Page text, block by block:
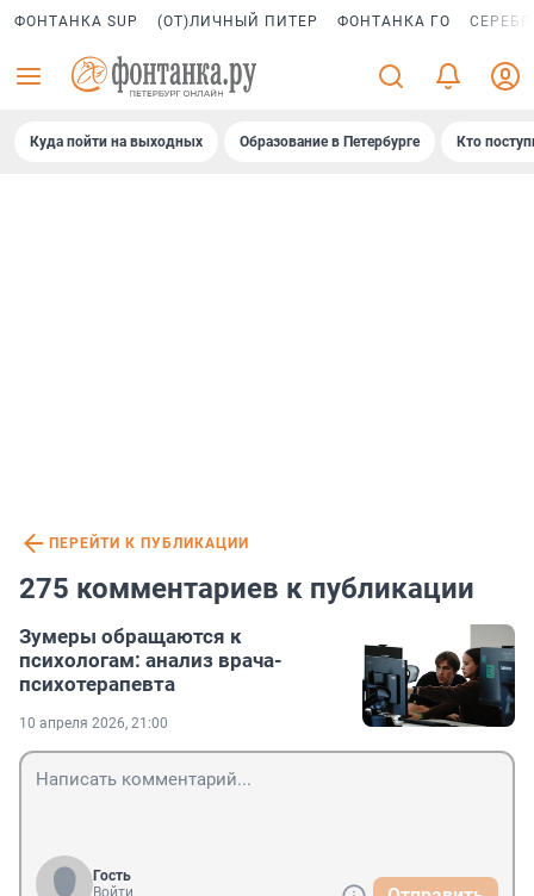
ФОНТАНКА SUP (ОТ)ЛИЧНЫЙ ПИТЕР ФОНТАНКА ГО
Куда пойти на выходных Образование в Петербурге Кто
ПЕРЕЙТИ К ПУБЛИКАЦИИ
275 комментариев к публикации
Зумеры обращаются к
психологам: анализ врача-
психотерапевта
10 апреля 2026, 21:00
Гость
Войти